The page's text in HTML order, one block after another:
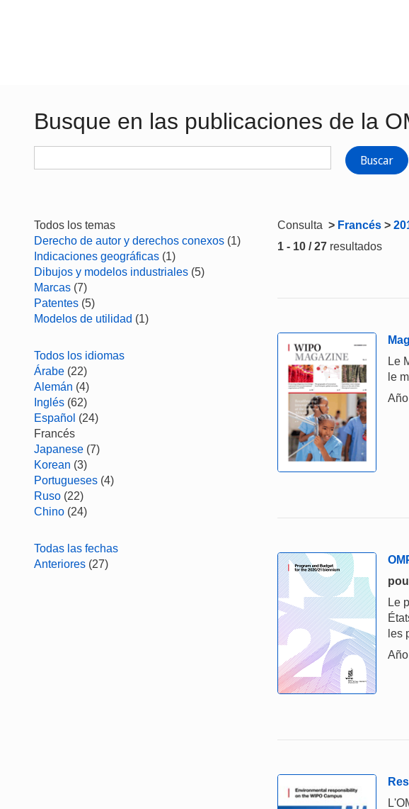
Busque en las publicaciones de la
Buscar
Todos los temas
Derecho de autor y derechos conexos (1)
Indicaciones geográficas (1)
Dibujos y modelos industriales (5)
Marcas (7)
Patentes (5)
Modelos de utilidad (1)
Todos los idiomas
Árabe (22)
Alemán (4)
Inglés (62)
Español (24)
Francés
Japanese (7)
Korean (3)
Portugueses (4)
Ruso (22)
Chino (24)
Todas las fechas
Anteriores (27)
Consulta > Francés >
1 - 10 / 27 resultados
Le
le
Le
les